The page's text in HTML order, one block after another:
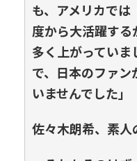
も、アメリカでは
度から大活躍す
多く上がってい
で、日本のファン
いませんでした」
佐々木朗希、素人